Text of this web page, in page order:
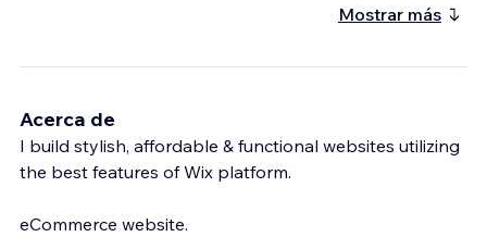
Mostrar más
Acerca de
I build stylish, affordable & functional websites utilizing
the best features of Wix platform.
eCommerce website.